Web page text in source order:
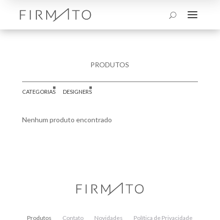
U a
PRODUTOS
CATEGORIAS DESIGNERS
Nenhum produto encontrado
Produtos Contato Novidades
Política de Privacidade